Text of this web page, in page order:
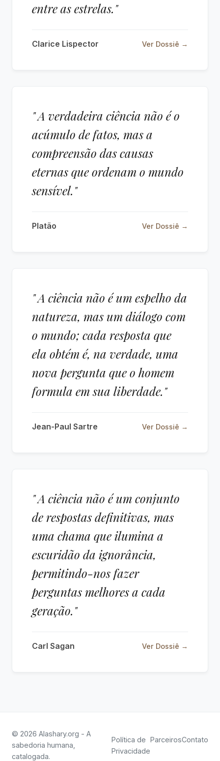
entre as estrelas."
Clarice Lispector Ver Dossiê →
" A verdadeira ciência não é o
acúmulo de fatos, mas a
compreensão das causas
eternas que ordenam o mundo
sensível."
Platão Ver Dossiê →
" A ciência não é um espelho da
natureza, mas um diálogo com
o mundo; cada resposta que
ela obtém é, na verdade, uma
nova pergunta que o homem
formula em sua liberdade."
Jean-Paul Sartre Ver Dossiê →
" A ciência não é um conjunto
de respostas definitivas, mas
uma chama que ilumina a
escuridão da ignorância,
permitindo-nos fazer
perguntas melhores a cada
geração."
Carl Sagan Ver Dossiê →
© 2026 Alashary.org - A
sabedoria humana,
catalogada.
Política de
Privacidade
ParceirosContato